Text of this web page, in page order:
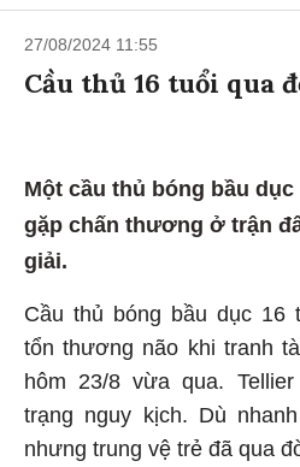
27/08/2024 11:55
Cầu thủ 16 tuổi qua
Một cầu thủ bóng bầu
gặp chấn thương ở trận
giải.
Cầu thủ bóng bầu dục 16
tổn thương não khi tranh
hôm 23/8 vừa qua.
trạng nguy kịch. Dù
nhưng trung vệ trẻ đã qua